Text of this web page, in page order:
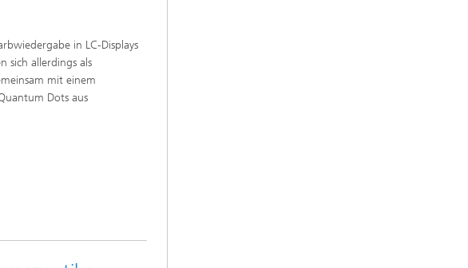
in LC-Displays
sich allerdings als
mit einem
Dots aus